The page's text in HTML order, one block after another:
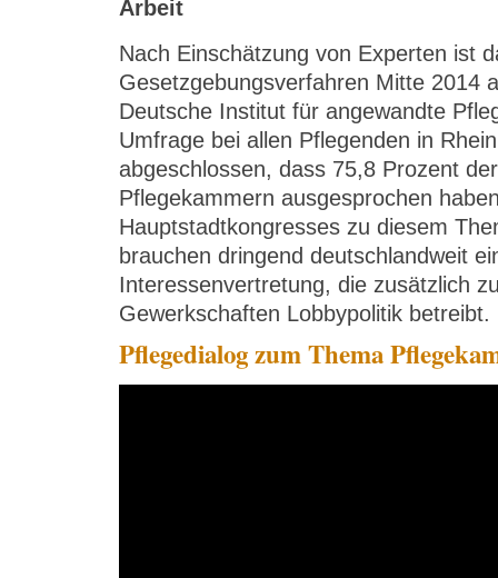
Arbeit
Nach Einschätzung von Experten ist
Gesetzgebungsverfahren Mitte 2014
Deutsche Institut für angewandte
Umfrage bei allen Pflegenden in
abgeschlossen, dass 75,8 Prozent
Pflegekammern ausgesprochen
Hauptstadtkongresses zu diesem
brauchen dringend deutschlandweit
Interessenvertretung, die zusätzlich
Gewerkschaften Lobbypolitik betreibt.
Pflegedialog zum Thema